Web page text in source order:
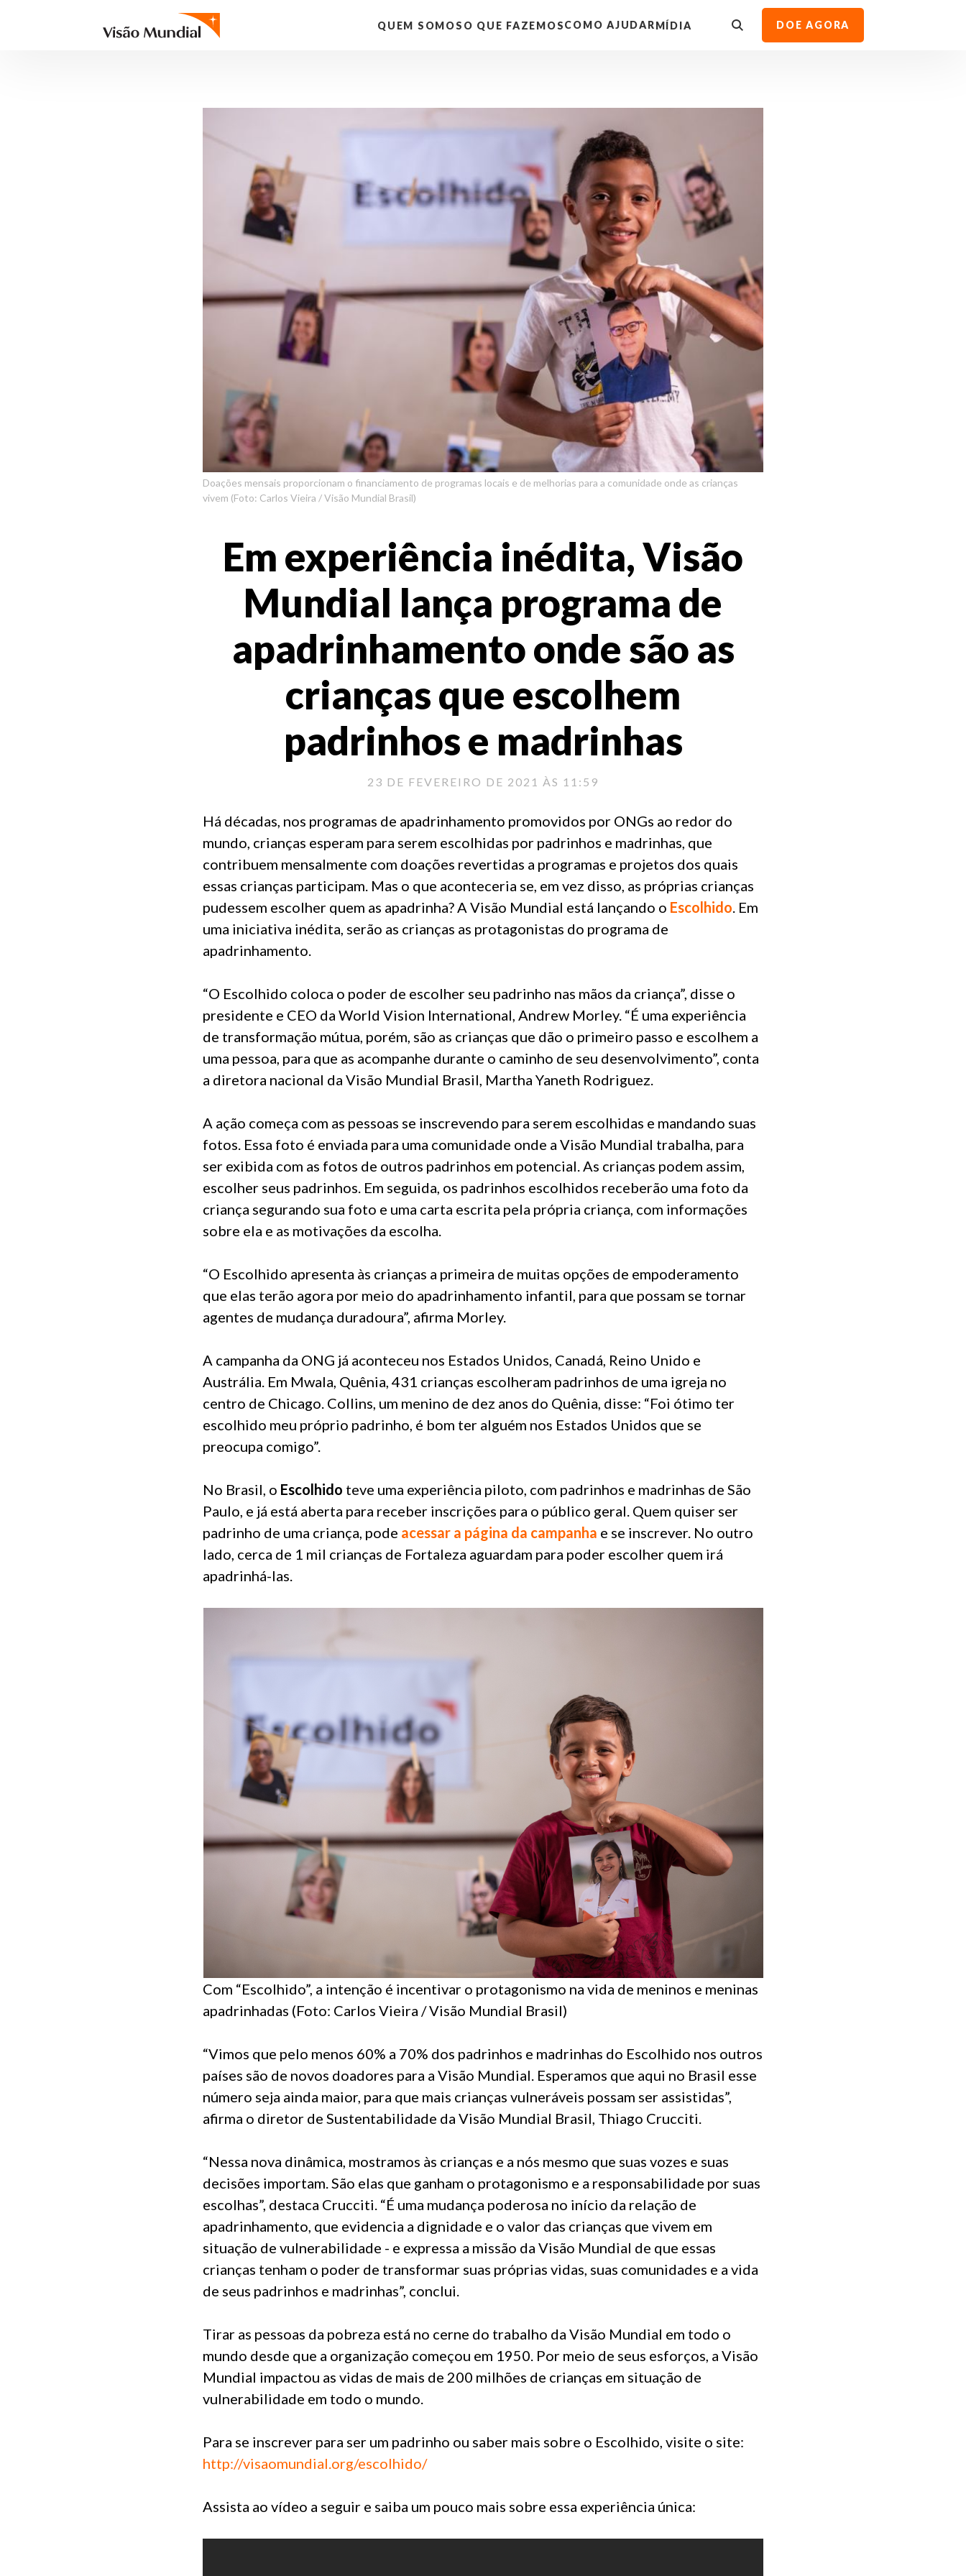
QUEM SOMOS O QUE FAZEMOSCOMO AJUDARMÍDIA DOE AGORA
Doações mensais proporcionam o financiamento de programas locais e de melhorias para a comunidade onde as crianças
vivem (Foto: Carlos Vieira / Visão Mundial Brasil)
Em experiência inédita, Visão
Mundial lança programa de
apadrinhamento onde são as
crianças que escolhem
padrinhos e madrinhas
23 DE FEVEREIRO DE 2021 ÀS 11:59
Há décadas, nos programas de apadrinhamento promovidos por ONGs ao redor do
mundo, crianças esperam para serem escolhidas por padrinhos e madrinhas, que
contribuem mensalmente com doações revertidas a programas e projetos dos quais
essas crianças participam. Mas o que aconteceria se, em vez disso, as próprias crianças
pudessem escolher quem as apadrinha? A Visão Mundial está lançando o Escolhido . Em
uma iniciativa inédita, serão as crianças as protagonistas do programa de
apadrinhamento.
“O Escolhido coloca o poder de escolher seu padrinho nas mãos da criança”, disse o
presidente e CEO da World Vision International, Andrew Morley. “É uma experiência
de transformação mútua, porém, são as crianças que dão o primeiro passo e escolhem a
uma pessoa, para que as acompanhe durante o caminho de seu desenvolvimento”, conta
a diretora nacional da Visão Mundial Brasil, Martha Yaneth Rodriguez.
A ação começa com as pessoas se inscrevendo para serem escolhidas e mandando suas
fotos. Essa foto é enviada para uma comunidade onde a Visão Mundial trabalha, para
ser exibida com as fotos de outros padrinhos em potencial. As crianças podem assim,
escolher seus padrinhos. Em seguida, os padrinhos escolhidos receberão uma foto da
criança segurando sua foto e uma carta escrita pela própria criança, com informações
sobre ela e as motivações da escolha.
“O Escolhido apresenta às crianças a primeira de muitas opções de empoderamento
que elas terão agora por meio do apadrinhamento infantil, para que possam se tornar
agentes de mudança duradoura”, afirma Morley.
A campanha da ONG já aconteceu nos Estados Unidos, Canadá, Reino Unido e
Austrália. Em Mwala, Quênia, 431 crianças escolheram padrinhos de uma igreja no
centro de Chicago. Collins, um menino de dez anos do Quênia, disse: “Foi ótimo ter
escolhido meu próprio padrinho, é bom ter alguém nos Estados Unidos que se
preocupa comigo”.
No Brasil, o Escolhido teve uma experiência piloto, com padrinhos e madrinhas de São
Paulo, e já está aberta para receber inscrições para o público geral. Quem quiser ser
padrinho de uma criança, pode acessar a página da campanha e se inscrever. No outro
lado, cerca de 1 mil crianças de Fortaleza aguardam para poder escolher quem irá
apadrinhá-las.
Com “Escolhido”, a intenção é incentivar o protagonismo na vida de meninos e meninas
apadrinhadas (Foto: Carlos Vieira / Visão Mundial Brasil)
“Vimos que pelo menos 60% a 70% dos padrinhos e madrinhas do Escolhido nos outros
países são de novos doadores para a Visão Mundial. Esperamos que aqui no Brasil esse
número seja ainda maior, para que mais crianças vulneráveis possam ser assistidas”,
afirma o diretor de Sustentabilidade da Visão Mundial Brasil, Thiago Crucciti.
“Nessa nova dinâmica, mostramos às crianças e a nós mesmo que suas vozes e suas
decisões importam. São elas que ganham o protagonismo e a responsabilidade por suas
escolhas”, destaca Crucciti. “É uma mudança poderosa no início da relação de
apadrinhamento, que evidencia a dignidade e o valor das crianças que vivem em
situação de vulnerabilidade - e expressa a missão da Visão Mundial de que essas
crianças tenham o poder de transformar suas próprias vidas, suas comunidades e a vida
de seus padrinhos e madrinhas”, conclui.
Tirar as pessoas da pobreza está no cerne do trabalho da Visão Mundial em todo o
mundo desde que a organização começou em 1950. Por meio de seus esforços, a Visão
Mundial impactou as vidas de mais de 200 milhões de crianças em situação de
vulnerabilidade em todo o mundo.
Para se inscrever para ser um padrinho ou saber mais sobre o Escolhido, visite o site:
http://visaomundial.org/escolhido/
Assista ao vídeo a seguir e saiba um pouco mais sobre essa experiência única: